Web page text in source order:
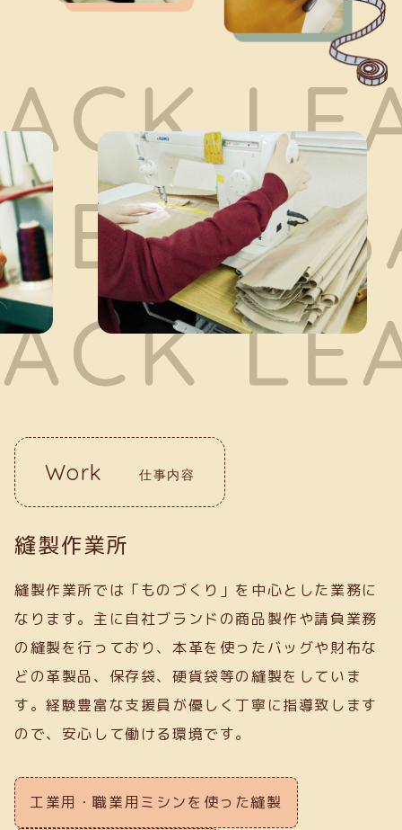
Work 仕事内容
縫製作業所
縫製作業所では「ものづくり」を中心とした業務に
なります。主に自社ブランドの商品製作や請負業務
の縫製を行っており、本革を使ったバッグや財布な
どの革製品、保存袋、硬貨袋等の縫製をしていま
す。経験豊富な支援員が優しく丁寧に指導致します
ので、安心して働ける環境です。
工業用・職業用ミシンを使った縫製